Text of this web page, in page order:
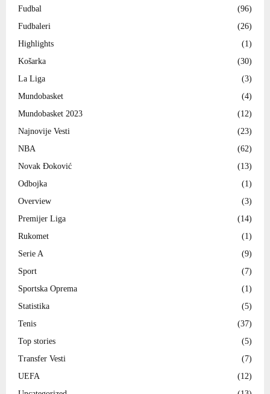
Fudbal
(96)
Fudbaleri
(26)
Highlights
(1)
Košarka
(30)
La Liga
(3)
Mundobasket
(4)
Mundobasket 2023
(12)
Najnovije Vesti
(23)
NBA
(62)
Novak Đoković
(13)
Odbojka
(1)
Overview
(3)
Premijer Liga
(14)
Rukomet
(1)
Serie A
(9)
Sport
(7)
Sportska Oprema
(1)
Statistika
(5)
Tenis
(37)
Top stories
(5)
Transfer Vesti
(7)
UEFA
(12)